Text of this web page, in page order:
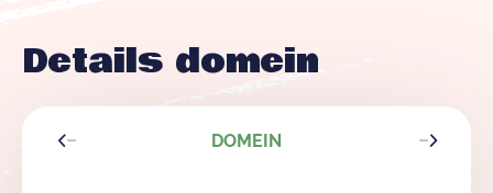
Details domein
DOMEIN